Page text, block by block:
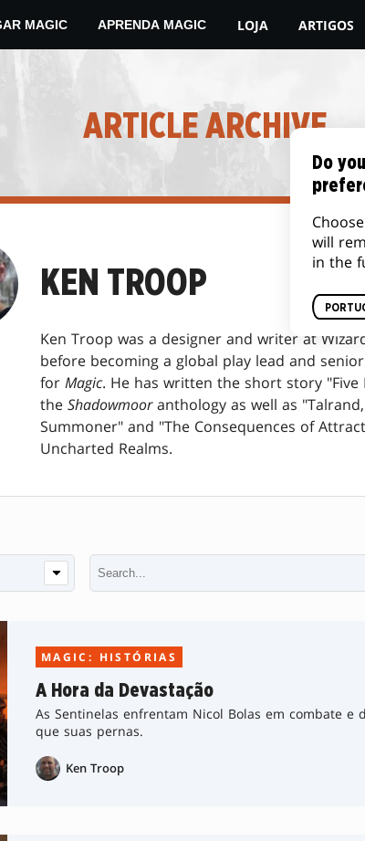
MAGIC APRENDA MAGIC LOJA ARTIGOS
ARTICLE ARCHIVE
KEN TROOP
Ken Troop was a designer and writer at
before becoming a global play lead and
for Magic. He has written the short story
the Shadowmooranthology as well as "Talrand,
Summoner" and "The Consequences of
Uncharted Realms.
MAGIC: HISTÓRIAS
A Hora da Devastação
As Sentinelas enfrentam Nicol Bolas em combate
que suas pernas.
Ken Troop
Do
will
in the